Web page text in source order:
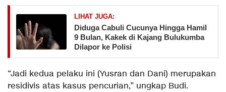
LIHAT JUGA:
Diduga Cabuli Cucunya Hingga Hamil
9 Bulan, Kakek di Kajang Bulukumba
Dilapor ke Polisi
“Jadi kedua pelaku ini (Yusran dan Dani) merupakan
residivis atas kasus pencurian,” ungkap Budi.